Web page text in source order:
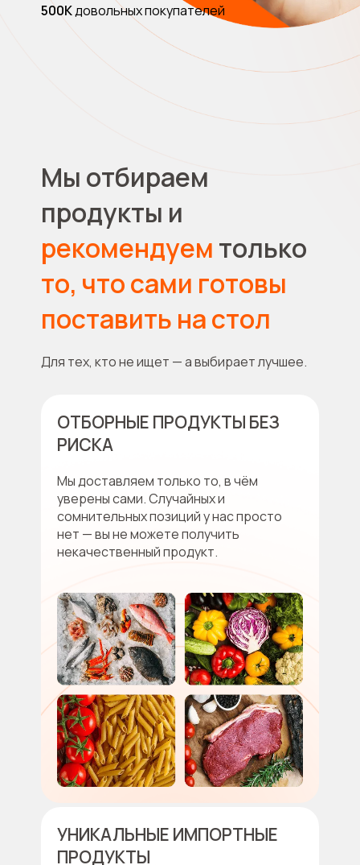
500Кдовольных покупателей
Мы отбираем
продукты и
рекомендуем только
то, что сами готовы
поставить на стол
Для тех, кто не ищет — а выбирает лучшее.
ОТБОРНЫЕ ПРОДУКТЫ БЕЗ
РИСКА
Мы доставляем только то, в чём
уверены сами. Случайных и
сомнительных позиций у нас просто
нет — вы не можете получить
некачественный продукт.
УНИКАЛЬНЫЕ ИМПОРТНЫЕ
ПРОДУКТЫ